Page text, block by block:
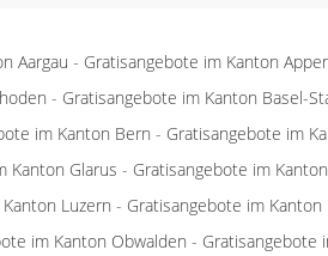
Aargau - Gratisangebote im Kanton
- Gratisangebote im Kanton Basel-
im Kanton Bern - Gratisangebote im
Kanton Glarus - Gratisangebote im
Luzern - Gratisangebote im
im Kanton Obwalden - Gratisangebote